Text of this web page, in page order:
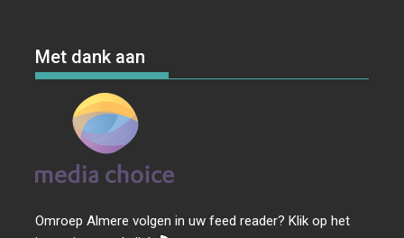
Met dank aan
Omroep Almere volgen in uw feed reader? Klik op het